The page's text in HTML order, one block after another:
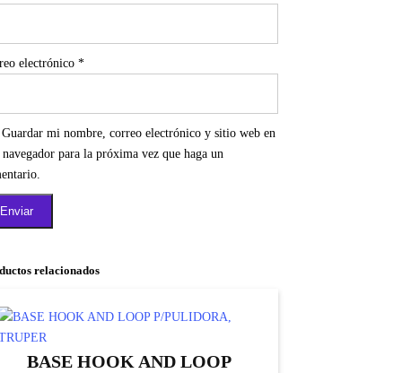
electrónico *
Guardar mi nombre, correo electrónico y sitio web en
navegador para la próxima vez que haga un
relacionados
BASE HOOK AND LOOP